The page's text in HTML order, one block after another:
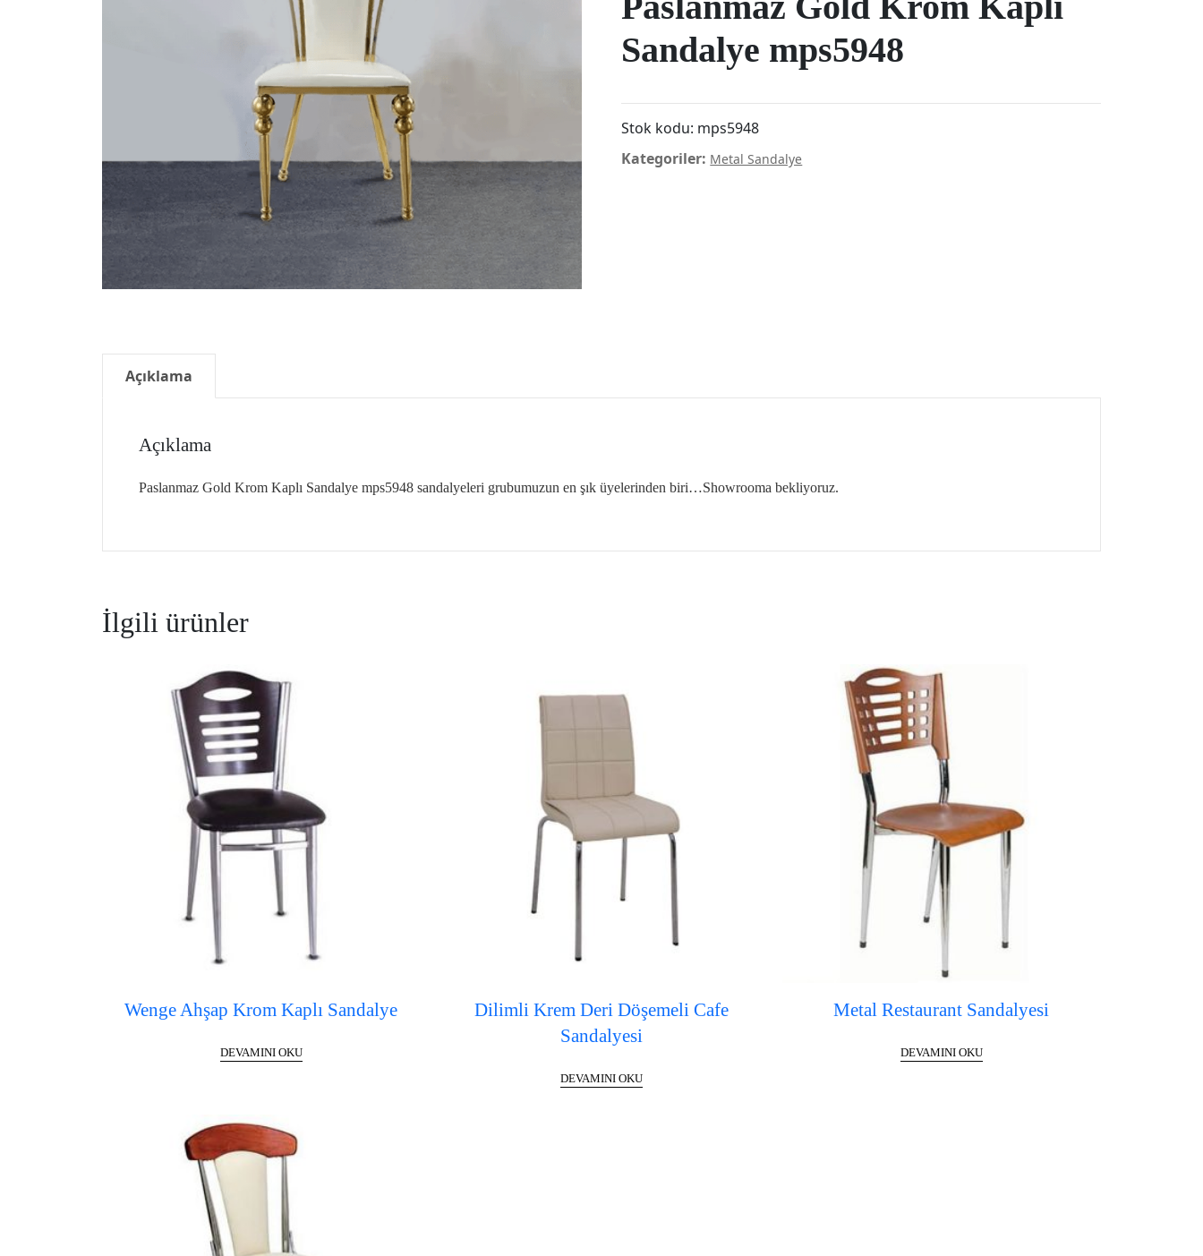
Sandalye mps5948
Stok kodu: mps5948
Kategoriler: Metal Sandalye
Açıklama
Açıklama
Paslanmaz Gold Krom Kaplı Sandalye mps5948 sandalyeleri grubumuzun en şık üyelerinden biri…Showrooma bekliyoruz.
İlgili ürünler
Wenge Ahşap Krom Kaplı Sandalye
DEVAMINI OKU
Dilimli Krem Deri Döşemeli Cafe
Sandalyesi
DEVAMINI OKU
Metal Restaurant Sandalyesi
DEVAMINI OKU